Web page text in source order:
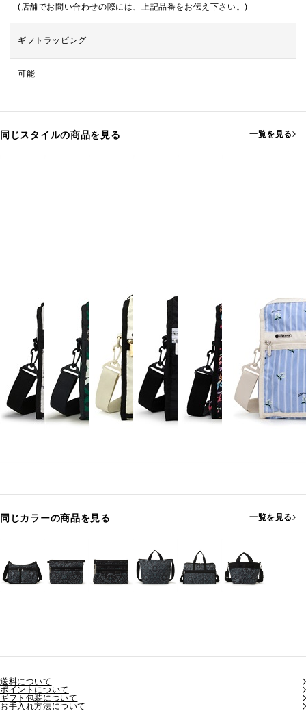
(店舗でお問い合わせの際には、上記品番をお伝え下さい。)
ギフトラッピング
可能
同じスタイルの商品を見る 一覧を見る
同じカラーの商品を見る 一覧を見る
送料について
ポイントについて
ギフト包装について
お手入れ方法について